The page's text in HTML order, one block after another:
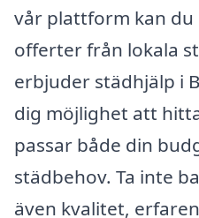
vår plattform kan du
offerter från lokala
erbjuder städhjälp i
dig möjlighet att
passar både din
städbehov. Ta inte
även kvalitet,